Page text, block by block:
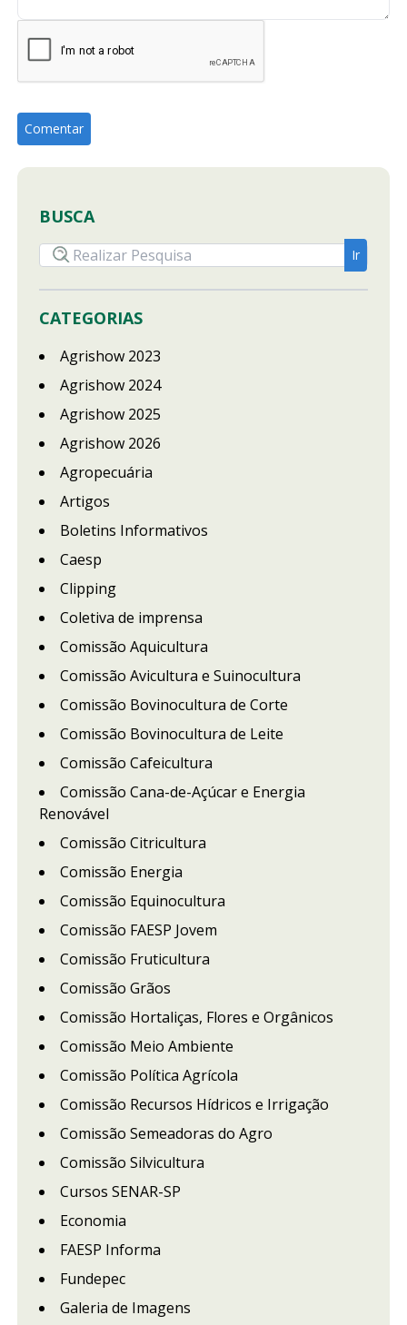
BUSCA
CATEGORIAS
Agrishow 2023
Agrishow 2024
Agrishow 2025
Agrishow 2026
Agropecuária
Artigos
Boletins Informativos
Caesp
Clipping
Coletiva de imprensa
Comissão Aquicultura
Comissão Avicultura e Suinocultura
Comissão Bovinocultura de Corte
Comissão Bovinocultura de Leite
Comissão Cafeicultura
Comissão Cana-de-Açúcar e Energia
Renovável
Comissão Citricultura
Comissão Energia
Comissão Equinocultura
Comissão FAESP Jovem
Comissão Fruticultura
Comissão Grãos
Comissão Hortaliças, Flores e Orgânicos
Comissão Meio Ambiente
Comissão Política Agrícola
Comissão Recursos Hídricos e Irrigação
Comissão Semeadoras do Agro
Comissão Silvicultura
Cursos SENAR-SP
Economia
FAESP Informa
Fundepec
Galeria de Imagens